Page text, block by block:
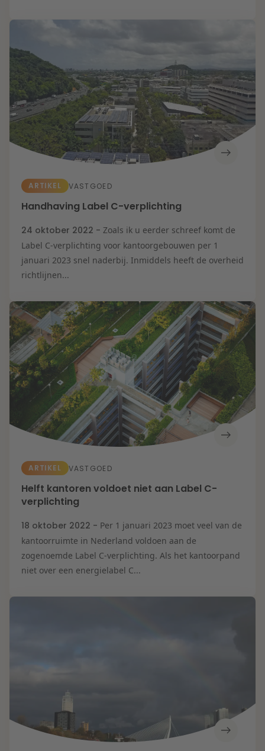
ARTIKEL VASTGOED
Handhaving Label C-verplichting
24 oktober 2022 - Zoals ik u eerder schreef komt de
Label C-verplichting voor kantoorgebouwen per 1
januari 2023 snel naderbij. Inmiddels heeft de overheid
richtlijnen...
ARTIKEL VASTGOED
Helft kantoren voldoet niet aan Label C-
verplichting
18 oktober 2022 - Per 1 januari 2023 moet veel van de
kantoorruimte in Nederland voldoen aan de
zogenoemde Label C-verplichting. Als het kantoorpand
niet over een energielabel C...